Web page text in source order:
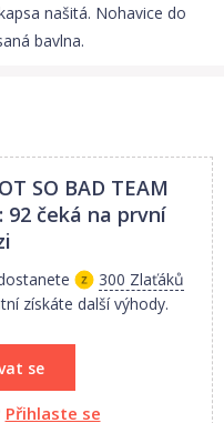
našitá. Nohavice do
bavlna.
SO BAD TEAM
92 čeká na první
300 Zlaťáků
získáte další výhody.
se
Přihlaste se